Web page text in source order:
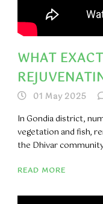
WHAT
01 May 2025
In Gondia district,
vegetation and fish,
the Dhivar
READ MORE